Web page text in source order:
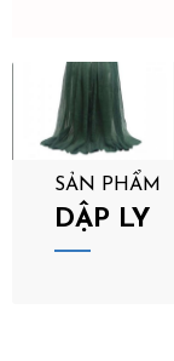
SẢN PHẨM
DẬP LY